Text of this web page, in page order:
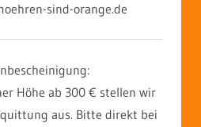
sind-orange.de
Höhe ab 300 € stellen wir
aus. Bitte direkt bei